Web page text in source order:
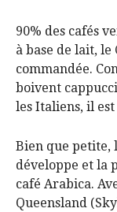
90% des cafés
à base de lait,
commandée.
boivent
les Italiens, il
Bien que petite,
développe et la
café Arabica.
Queensland